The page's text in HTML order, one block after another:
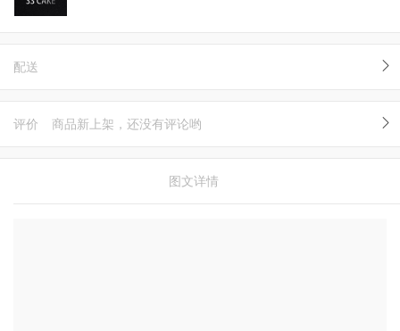
配送
评价 商品新上架，还没有评论哟
图文详情